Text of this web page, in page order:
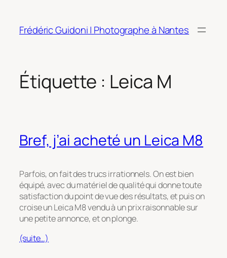
contenu
Frédéric Guidoni | Photographe à Nantes
Étiquette : Leica M
Bref, j’ai acheté un Leica M8
Parfois, on fait des trucs irrationnels. On est bien
équipé, avec du matériel de qualité qui donne toute
satisfaction du point de vue des résultats, et puis on
croise un Leica M8 vendu à un prix raisonnable sur
une petite annonce, et on plonge.
(suite…)